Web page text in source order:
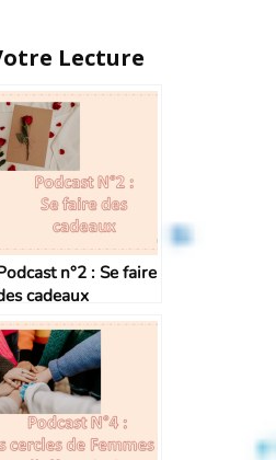
Lecture
n°2 : Se faire
cadeaux